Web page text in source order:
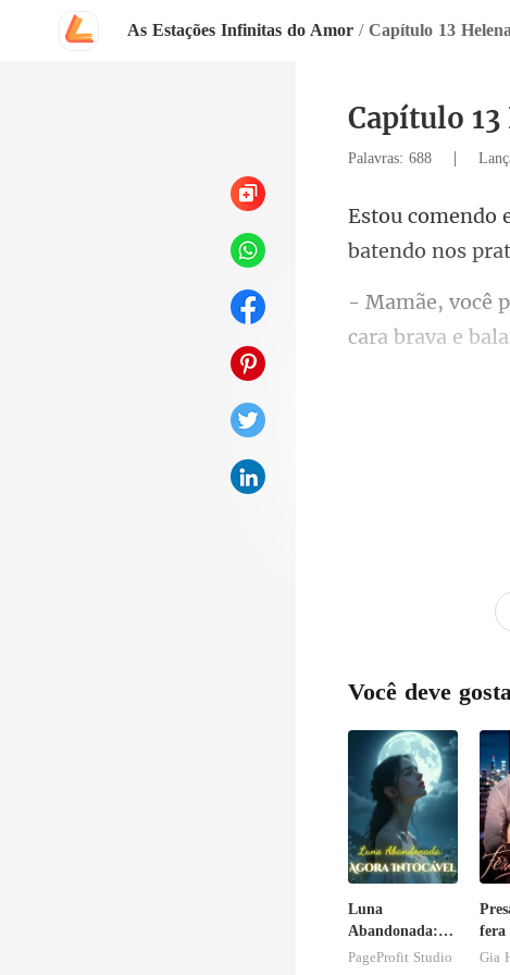
As Estações Infinitas do Amor / Capítulo 13
Capítulo 13
Palavras: 688 |
batendo
cara brava e
Você deve
Luna
Abandonada:
Agora Intocável
PageProfit Studio
fera
Gia